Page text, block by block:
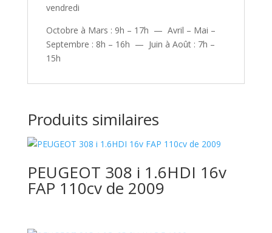
vendredi
Octobre à Mars : 9h – 17h — Avril – Mai –
Septembre : 8h – 16h — Juin à Août : 7h –
15h
Produits similaires
PEUGEOT 308 i 1.6HDI 16v
FAP 110cv de 2009